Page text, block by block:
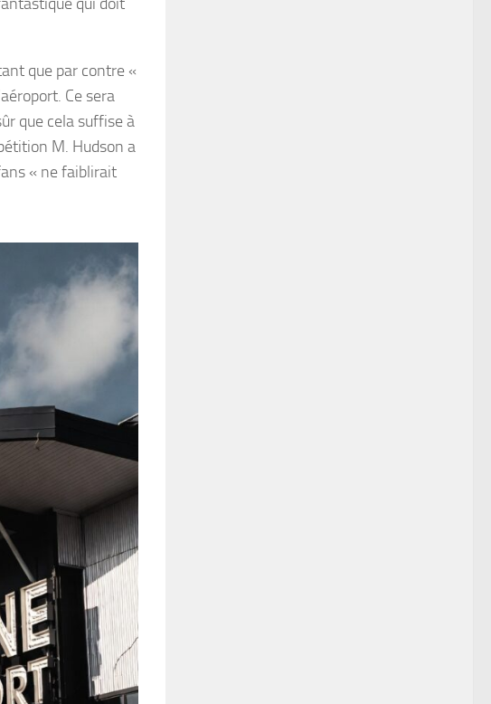
que par contre «
Ce sera
que cela suffise à
M. Hudson a
« ne faiblirait